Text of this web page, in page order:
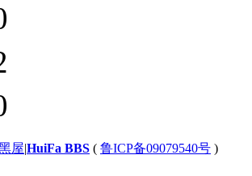
屋|HuiFa BBS ( 鲁ICP备09079540号 )